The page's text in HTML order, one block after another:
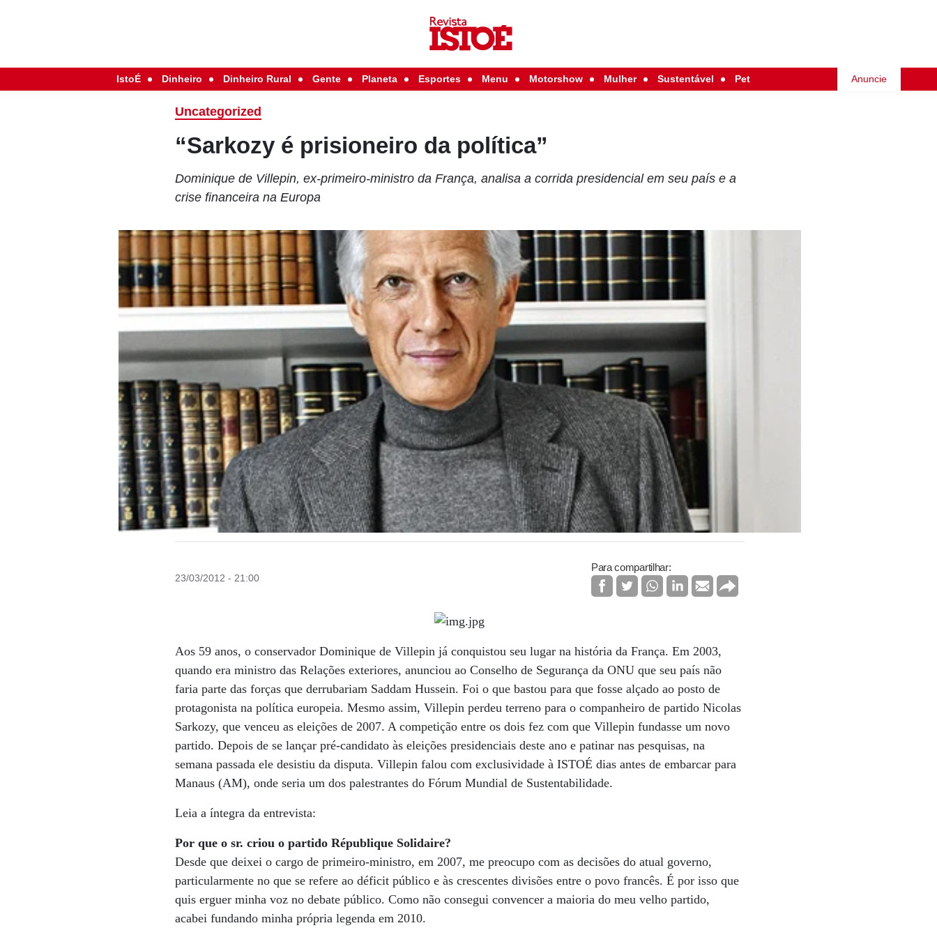
IstoÉ Dinheiro Dinheiro Rural Gente Planeta Esportes Menu Motorshow Mulher Sustentável Pet Anuncie
Uncategorized
“Sarkozy é prisioneiro da política”
Dominique de Villepin, ex-primeiro-ministro da França, analisa a corrida presidencial em seu país e a
crise financeira na Europa
23/03/2012 - 21:00
Para compartilhar:
Aos 59 anos, o conservador Dominique de Villepin já conquistou seu lugar na história da França. Em 2003,
quando era ministro das Relações exteriores, anunciou ao Conselho de Segurança da ONU que seu país não
faria parte das forças que derrubariam Saddam Hussein. Foi o que bastou para que fosse alçado ao posto de
protagonista na política europeia. Mesmo ­assim, Villepin perdeu terreno para o companheiro de partido Nicolas
Sar­kozy, que venceu as eleições de 2007. A competição entre os dois fez com que Villepin fundasse um novo
partido. Depois de se lançar pré-candidato às eleições presidenciais deste ano e patinar nas pesquisas, na
semana passada ele desistiu da disputa. Villepin falou com exclusividade à ISTOÉ dias antes de embarcar para
Manaus (AM), onde seria um dos palestrantes do Fórum Mundial de Sustentabilidade.
Leia a íntegra da entrevista:
Por que o sr. criou o partido République Solidaire?
Desde que deixei o cargo de primeiro-ministro, em 2007, me preocupo com as decisões do atual governo,
particularmente no que se refere ao déficit público e às crescentes divisões entre o povo francês. É por isso que
quis erguer minha voz no debate público. Como não consegui convencer a maioria do meu velho partido,
acabei fundando minha própria legenda em 2010.